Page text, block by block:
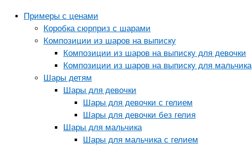
Примеры с ценами
Коробка сюрприз с шарами
Композиции из шаров на выписку
Композиции из шаров на выписку для девочки
Композиции из шаров на выписку для мальчика
Шары детям
Шары для девочки
Шары для девочки с гелием
Шары для девочки без гелия
Шары для мальчика
Шары для мальчика с гелием